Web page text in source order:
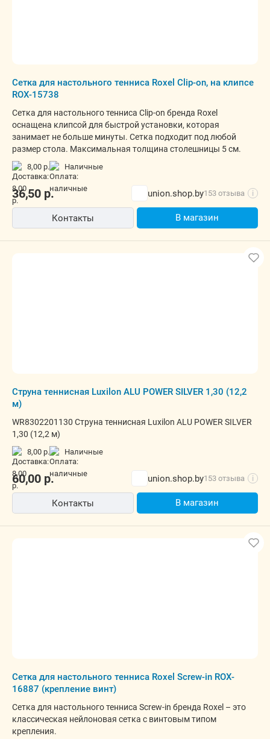
Сетка для настольного тенниса Roxel Clip-on, на клипсе
ROX-15738
Сетка для настольного тенниса Clip-on бренда Roxel
оснащена клипсой для быстрой установки, которая
занимает не больше минуты. Сетка подходит под любой
размер стола. Максимальная толщина столешницы 5 см.
8,00 р. наличные
36,50 р. union.shop.by153 отзыва i
Контакты В магазин
Струна теннисная Luxilon ALU POWER SILVER 1,30 (12,2
м)
WR8302201130 Струна теннисная Luxilon ALU POWER SILVER
1,30 (12,2 м)
8,00 р. наличные
60,00 р. union.shop.by153 отзыва i
Контакты В магазин
Сетка для настольного тенниса Roxel Screw-in ROX-
16887 (крепление винт)
Сетка для настольного тенниса Screw-in бренда Roxel – это
классическая нейлоновая сетка с винтовым типом
крепления.